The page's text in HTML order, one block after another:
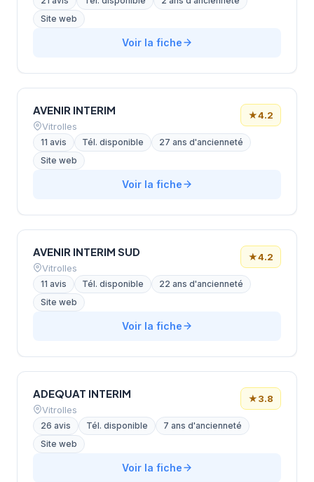
Site web
Voir la fiche
AVENIR INTERIM
Vitrolles
★4.2
11 avis Tél. disponible
27 ans d'ancienneté
Site web
Voir la fiche
AVENIR INTERIM SUD
Vitrolles
★4.2
11 avis Tél. disponible
22 ans d'ancienneté
Site web
Voir la fiche
ADEQUAT INTERIM
Vitrolles
★3.8
26 avis Tél. disponible
7 ans d'ancienneté
Site web
Voir la fiche